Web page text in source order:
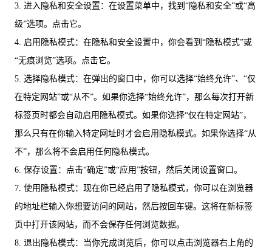
3. 进入隐私和安全设置：在设置菜单中，找到“隐私和安全”或“高
级”选项。点击它。
4. 启用隐私模式：在隐私和安全设置中，你会看到“隐私模式”或
“无痕浏览”选项。点击它。
5. 选择隐私模式：在弹出的窗口中，你可以选择“始终允许”、“仅
在特定网站”或“从不”。如果你选择“始终允许”，那么每次打开新
标签页时都会自动启用隐私模式。如果你选择“仅在特定网站”，
那么只有在你输入特定网址时才会启用隐私模式。如果你选择“从
不”，那么将不会启用任何隐私模式。
6. 保存设置：点击“确定”或“应用”按钮，然后关闭设置窗口。
7. 使用隐私模式：现在你已经启用了隐私模式，你可以在浏览器
的地址栏输入你想要访问的网站，然后按回车键。这将在新标签
页中打开该网站，而不会保存任何浏览数据。
8. 退出隐私模式：当你完成浏览后，你可以点击浏览器右上角的